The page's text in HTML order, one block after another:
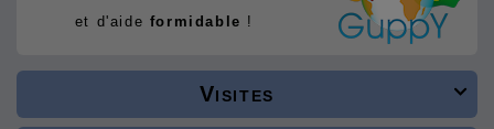
et d'aide formidable !

Visites